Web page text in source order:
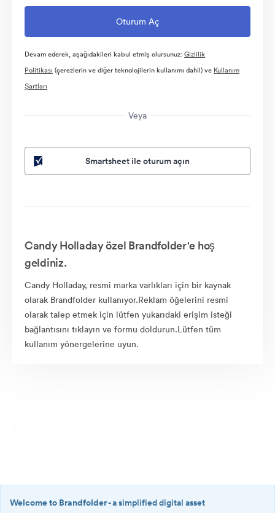
Devam ederek, aşağıdakileri kabul etmiş olursunuz:Gizlilik
Politikası (çerezlerin ve diğer teknolojilerin kullanımı dahil) ve Kullanım
Şartları
Veya
Smartsheet ile oturum açın
Candy Holladay özel Brandfolder'e hoş
geldiniz.
Candy Holladay, resmi marka varlıkları için bir kaynak
olarak Brandfolder kullanıyor.Reklam öğelerini resmi
olarak talep etmek için lütfen yukarıdaki erişim isteği
bağlantısını tıklayın ve formu doldurun.Lütfen tüm
kullanım yönergelerine uyun.
Welcome to Brandfolder- a simplified digital asset